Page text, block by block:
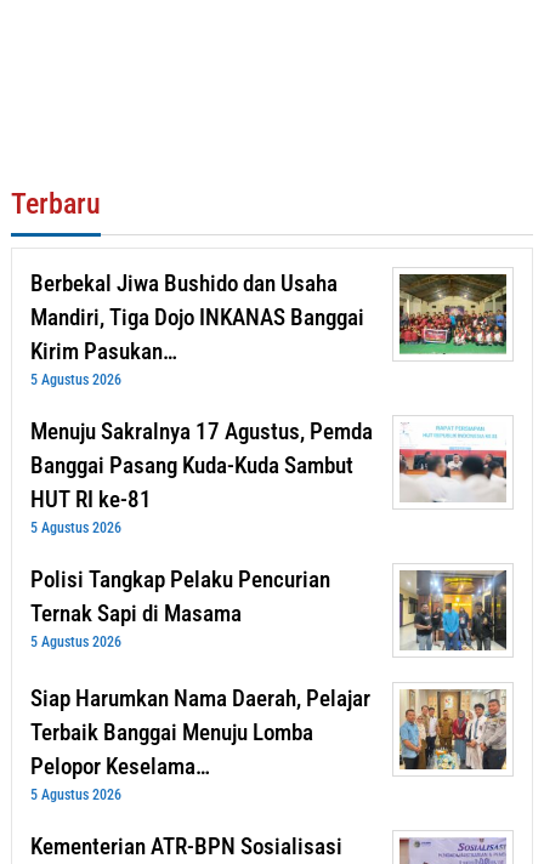
Terbaru
Berbekal Jiwa Bushido dan Usaha
Mandiri, Tiga Dojo INKANAS Banggai
Kirim Pasukan…
5 Agustus 2026
Menuju Sakralnya 17 Agustus, Pemda
Banggai Pasang Kuda-Kuda Sambut
HUT RI ke-81
5 Agustus 2026
Polisi Tangkap Pelaku Pencurian
Ternak Sapi di Masama
5 Agustus 2026
Siap Harumkan Nama Daerah, Pelajar
Terbaik Banggai Menuju Lomba
Pelopor Keselama…
5 Agustus 2026
Kementerian ATR-BPN Sosialisasi